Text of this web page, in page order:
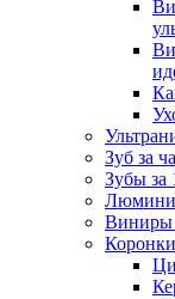
Зуб за
Зубы за
Виниры
Коронки